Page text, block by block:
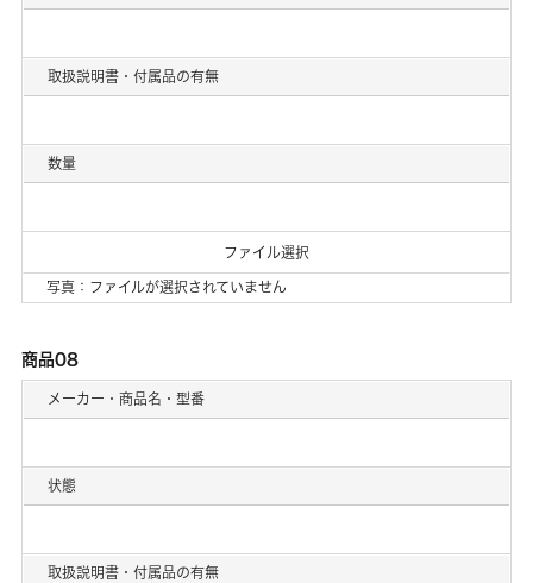
取扱説明書・付属品の有無
数量
ファイル選択
写真：ファイルが選択されていません
商品08
メーカー・商品名・型番
状態
取扱説明書・付属品の有無